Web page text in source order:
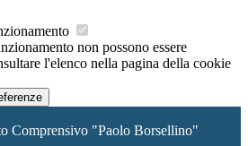
non possono essere
l'elenco nella pagina della cookie
Comprensivo "Paolo Borsellino"